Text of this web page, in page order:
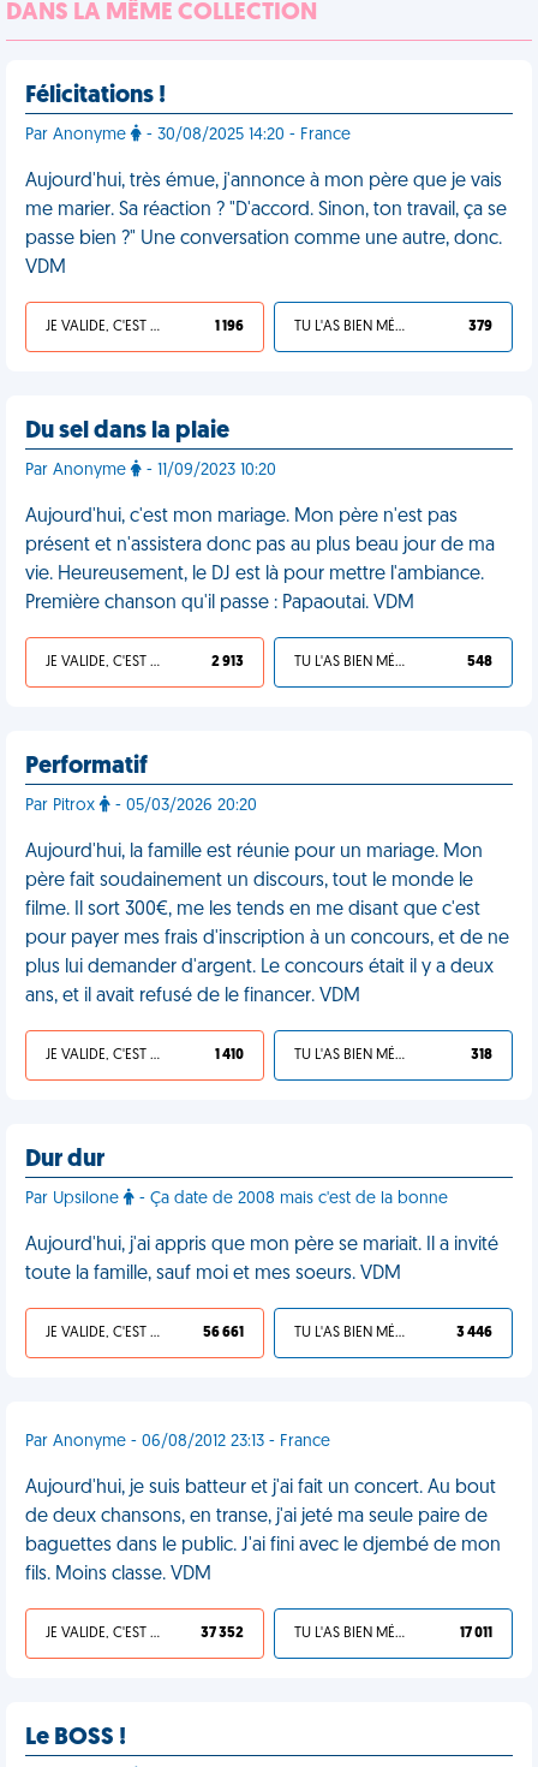
DANS LA MÊME COLLECTION
Félicitations !
Par Anonyme - 30/08/2025 14:20 - France
Aujourd'hui, très émue, j'annonce à mon père que je vais
me marier. Sa réaction ? "D'accord. Sinon, ton travail, ça se
passe bien ?" Une conversation comme une autre, donc.
VDM
JE VALIDE, C'EST UNE VDM 1 196 TU L'AS BIEN MÉRITÉ 379
Du sel dans la plaie
Par Anonyme - 11/09/2023 10:20
Aujourd'hui, c'est mon mariage. Mon père n'est pas
présent et n'assistera donc pas au plus beau jour de ma
vie. Heureusement, le DJ est là pour mettre l'ambiance.
Première chanson qu'il passe : Papaoutai. VDM
JE VALIDE, C'EST UNE VDM 2 913 TU L'AS BIEN MÉRITÉ 548
Performatif
Par Pitrox - 05/03/2026 20:20
Aujourd'hui, la famille est réunie pour un mariage. Mon
père fait soudainement un discours, tout le monde le
filme. Il sort 300€, me les tends en me disant que c'est
pour payer mes frais d'inscription à un concours, et de ne
plus lui demander d'argent. Le concours était il y a deux
ans, et il avait refusé de le financer. VDM
JE VALIDE, C'EST UNE VDM 1 410 TU L'AS BIEN MÉRITÉ 318
Dur dur
Par Upsilone - Ça date de 2008 mais c'est de la bonne
Aujourd'hui, j'ai appris que mon père se mariait. Il a invité
toute la famille, sauf moi et mes soeurs. VDM
JE VALIDE, C'EST UNE VDM 56 661 TU L'AS BIEN MÉRITÉ 3 446
Par Anonyme - 06/08/2012 23:13 - France
Aujourd'hui, je suis batteur et j'ai fait un concert. Au bout
de deux chansons, en transe, j'ai jeté ma seule paire de
baguettes dans le public. J'ai fini avec le djembé de mon
fils. Moins classe. VDM
JE VALIDE, C'EST UNE VDM 37 352 TU L'AS BIEN MÉRITÉ 17 011
Le BOSS !